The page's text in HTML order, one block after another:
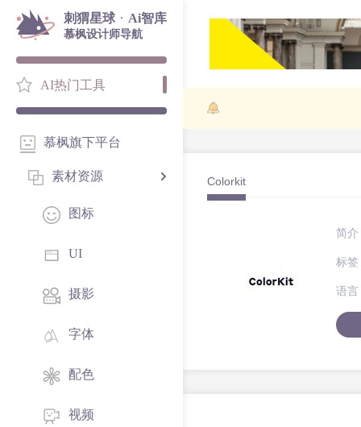
刺猬星球 · Ai智库
慕枫设计师导航
AI热门工具
慕枫旗下平台
素材资源
图标
UI
摄影
字体
配色
视频
Colorkit
简介
标签
语言